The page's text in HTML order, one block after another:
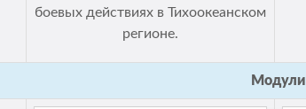
боевых действиях в Тихоокеанском
регионе.
Модули